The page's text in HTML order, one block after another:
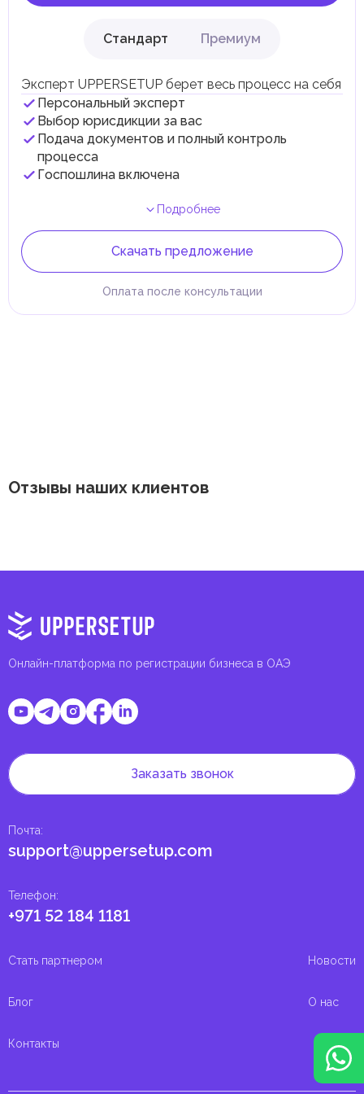
Стандарт Премиум
Эксперт UPPERSETUP берет весь процесс на себя
Персональный эксперт
Выбор юрисдикции за вас
Подача документов и полный контроль
процесса
Госпошлина включена
Подробнее
Скачать предложение
Оплата после консультации
Отзывы наших клиентов
Онлайн-платформа по регистрации бизнеса в ОАЭ
Телефон:
+971 52 184 1181
Почта:
support@uppersetup.com
Заказать звонок
Стать партнером Новости
Блог О нас
Контакты